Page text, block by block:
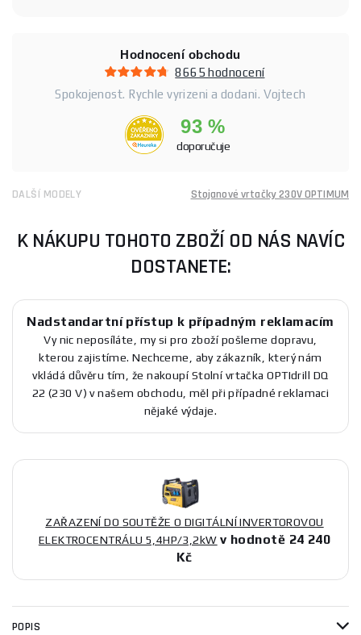
Hodnocení obchodu
8665 hodnocení
Spokojenost. Rychle vyrizeni a dodani. Vojtech
93 %
doporučuje
DALŠÍ MODELY Stojanové vrtačky 230V OPTIMUM
K NÁKUPU TOHOTO ZBOŽÍ OD NÁS NAVÍC
DOSTANETE:
Nadstandartní přístup k případným reklamacím
Vy nic neposíláte, my si pro zboží pošleme dopravu,
kterou zajistíme. Nechceme, aby zákazník, který nám
vkládá důvěru tím, že nakoupí Stolní vrtačka OPTIdrill DQ
22 (230 V) v našem obchodu, měl při případné reklamaci
nějaké výdaje.
ZAŘAZENÍ DO SOUTĚŽE O DIGITÁLNÍ INVERTOROVOU
ELEKTROCENTRÁLU 5,4HP/3,2kW v hodnotě 24 240
Kč
POPIS